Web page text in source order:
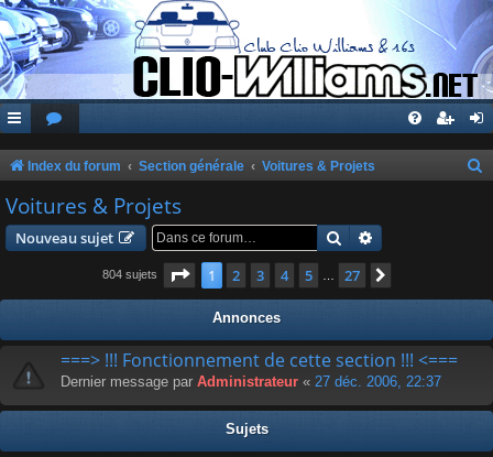
Index du forum Section générale Voitures & Projets
c
Voitures & Projets
Nouveau sujet Rechercher
804 sujets Page 1sur27
1 2 3 4 5 27
Annonces
===> !!! Fonctionnement de cette section !!! <===
Dernier message par Administrateur « 27 déc. 2006, 22:37
Sujets